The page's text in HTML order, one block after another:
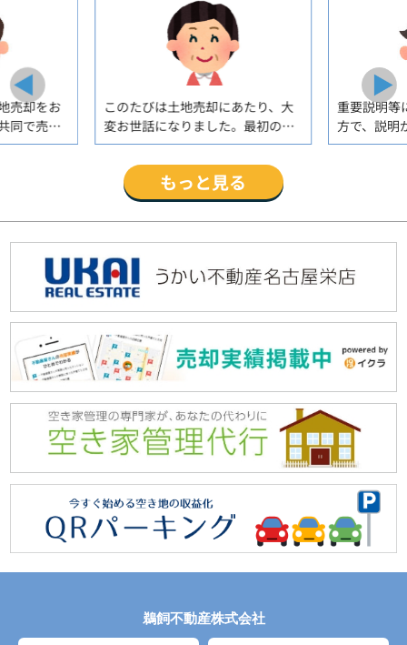
売却をお
同で売却
性の説
遠隔地に
て大変心
うござい
このたびは土地売却にあたり、大
変お世話になりました。最初の相
談から売却完了まで、ひとつひと
つ丁寧にご対応いただき不安なく
て手続きを進めることができまし
た。誠実に対応していただき大変
感謝しております。本当にありが
とうございました。（2026/7）
重要説明等
方で、説明
す。ありが
もっと見る
鵜飼不動産株式会社